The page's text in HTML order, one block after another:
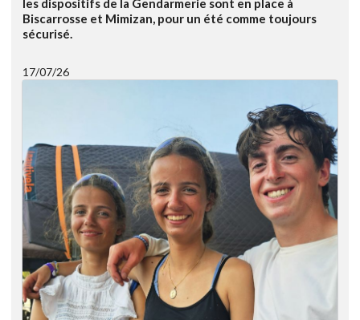
les dispositifs de la Gendarmerie sont en place à
Biscarrosse et Mimizan, pour un été comme toujours
sécurisé.
17/07/26